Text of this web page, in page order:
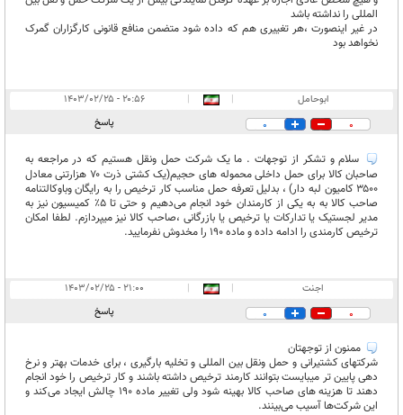
المللی را نداشته باشد
در غیر اینصورت ،هر تغییری هم که داده شود متضمن منافع قانونی کارگزاران گمرک
نخواهد بود
ابوحامل |
|
۲۰:۵۶ - ۱۴۰۳/۰۲/۲۵
0
0 پاسخ
سلام و تشکر از توجهات . ما یک شرکت حمل ونقل هستیم که در مراجعه به
صاحبان کالا برای حمل داخلی محموله های حجیم(یک کشتی ذرت ۷۰ هزارتنی معادل
۳۵۰۰ کامیون لبه دار) ، بدلیل تعرفه حمل مناسب کار ترخیص را به رایگان وباوکالتنامه
صاحب کالا به به یکی از کارمندان خود انجام می‌دهیم و حتی تا ۵٪ کمیسیون نیز به
مدیر لجستیک یا تدارکات یا ترخیص یا بازرگانی ،صاحب کالا نیز میپردازم. لطفا امکان
ترخیص کارمندی را ادامه داده و ماده ۱۹۰ را مخدوش نفرمایید.
اجنت |
|
۲۱:۰۰ - ۱۴۰۳/۰۲/۲۵
0
0 پاسخ
ممنون از توجهتان
شرکتهای کشتیرانی و حمل ونقل بین المللی و تخلیه بارگیری ، برای خدمات بهتر و نرخ
دهی پایین تر میبایست بتوانند کارمند ترخیص داشته باشند و کار ترخیص را خود انجام
دهند تا هزینه های صاحب کالا بهینه شود ولی تغییر ماده ۱۹۰ چالش ایجاد می‌کند و
این شرکت‌ها آسیب می‌بینند.